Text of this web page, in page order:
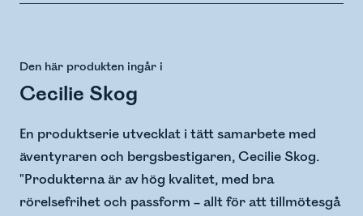
Den här produkten ingår i
Cecilie Skog
En produktserie utvecklat i tätt samarbete med
äventyraren och bergsbestigaren, Cecilie Skog.
"Produkterna är av hög kvalitet, med bra
rörelsefrihet och passform – allt för att tillmötesgå